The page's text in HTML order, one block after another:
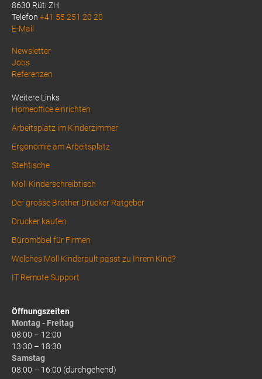
8630 Rüti ZH
Telefon +41 55 251 20 20
E-Mail
Above
Footer
Newsletter
Jobs
Referenzen
Weitere Links
Homeoffice einrichten
Arbeitsplatz im Kinderzimmer
Ergonomie am Arbeitsplatz
Stehtische
Moll Kinderschreibtisch
Der grosse Brother Drucker Ratgeber
Drucker kaufen
Büromöbel für Firmen
Welches Moll Kinderpult passt zu Ihrem Kind?
IT Remote Support
Öffnungszeiten
Montag - Freitag
08:00 – 12:00
13:30 – 18:30
Samstag
08:00 – 16:00 (durchgehend)